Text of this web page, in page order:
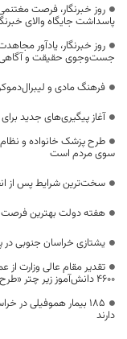
روز خبرنگار، فرصت
پاسداشت جایگاه والای
روز خبرنگار، یادآور
جست‌وجوی حقیقت و
فرهنگ مادی و
آغاز پیگیری‌های جدید
طرح پزشک خانواده و
سوی مردم است
سخت‌ترین شرایط پس از
هفته دولت بهترین فرصت
یشتازی خراسان جنوبی در
تقدیر مقام عالی وزارت
۴۶۰۰ دانش‌آموز زیر چتر «طرح حامی»
۱۸۵ بیمار هموفیلی
دارند